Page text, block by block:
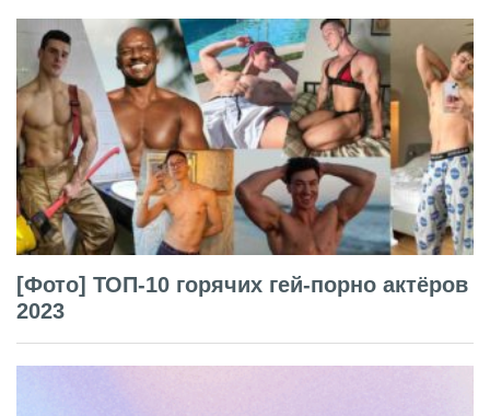
[Фото] ТОП-10 горячих гей-порно актёров
2023